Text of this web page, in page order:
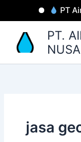
PT
PT.
jasa